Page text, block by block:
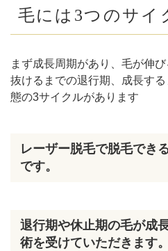
毛には3つのサイ
まず成長周期があり、毛が伸
抜けるまでの退行期、成長す
態の3サイクルがあります
レーザー脱毛で脱毛でき
です。
退行期や休止期の毛が成
術を受けていただきます。